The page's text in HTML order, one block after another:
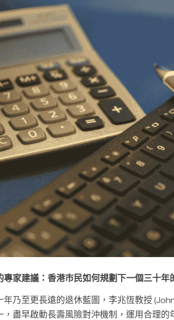
專家建議：香港市民如何規劃下一個三十年
年乃至更長遠的退休藍圖，李兆恆教授
，盡早啟動長壽風險對沖機制，運用合理